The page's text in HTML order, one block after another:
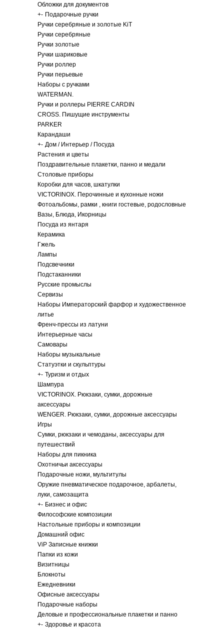
Обложки для документов
+- Подарочные ручки
Ручки серебряные и золотые KiT
Ручки серебряные
Ручки золотые
Ручки шариковые
Ручки роллер
Ручки перьевые
Наборы с ручками
WATERMAN.
Ручки и роллеры PIERRE CARDIN
CROSS. Пишущие инструменты
PARKER
Карандаши
+- Дом / Интерьер / Посуда
Растения и цветы
Поздравительные плакетки, панно и медали
Столовые приборы
Коробки для часов, шкатулки
VICTORINOX. Перочинные и кухонные ножи
Фотоальбомы, рамки , книги гостевые, родословные
Вазы, Блюда, Икорницы
Посуда из янтаря
Керамика
Гжель
Лампы
Подсвечники
Подстаканники
Русские промыслы
Сервизы
Наборы Императорский фарфор и художественное
литье
Френч-прессы из латуни
Интерьерные часы
Самовары
Наборы музыкальные
Статуэтки и скульптуры
+- Туризм и отдых
Шампура
VICTORINOX. Рюкзаки, сумки, дорожные
аксессуары
WENGER. Рюкзаки, сумки, дорожные аксессуары
Игры
Сумки, рюкзаки и чемоданы, аксессуары для
путешествий
Наборы для пикника
Охотничьи аксессуары
Подарочные ножи, мультитулы
Оружие пневматическое подарочное, арбалеты,
луки, самозащита
+- Бизнес и офис
Философские композиции
Настольные приборы и композиции
Домашний офис
ViP Записные книжки
Папки из кожи
Визитницы
Блокноты
Ежедневники
Офисные аксессуары
Подарочные наборы
Деловые и профессиональные плакетки и панно
+- Здоровье и красота